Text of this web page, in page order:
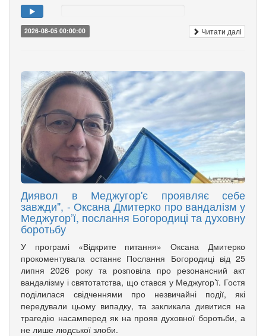
2026-08-05 00:00:00 Читати далі
Диявол в Меджугор'є проявляє себе
завжди", - Оксана Дмитерко про вандалізм у
Меджугор’ї, послання Богородиці та духовну
боротьбу
У програмі «Відкрите питання» Оксана Дмитерко
прокоментувала останнє Послання Богородиці від 25
липня 2026 року та розповіла про резонансний акт
вандалізму і святотатства, що стався у Меджугор’ї. Гостя
поділилася свідченнями про незвичайні події, які
передували цьому випадку, та закликала дивитися на
трагедію насамперед як на прояв духовної боротьби, а
не лише людської злоби.